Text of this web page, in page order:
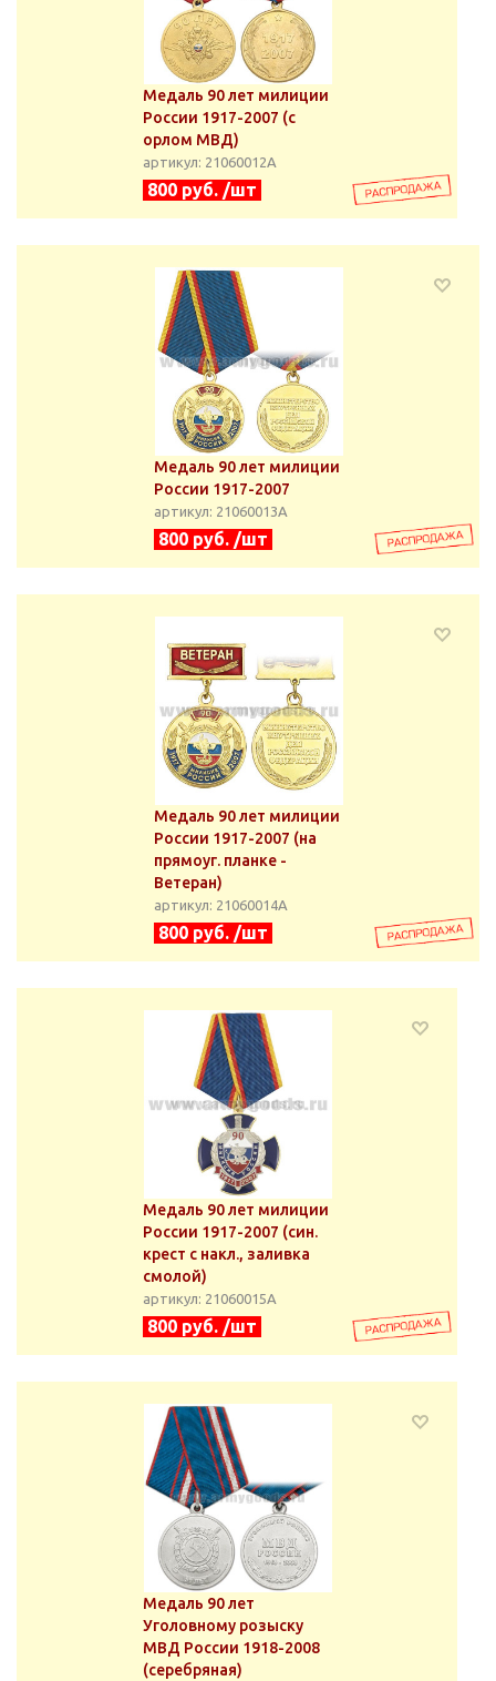
Медаль 90 лет милиции
России 1917-2007 (с
орлом МВД)
артикул: 21060012А
800 руб. /шт
Медаль 90 лет милиции
России 1917-2007
артикул: 21060013А
800 руб. /шт
Медаль 90 лет милиции
России 1917-2007 (на
прямоуг. планке -
Ветеран)
артикул: 21060014А
800 руб. /шт
Медаль 90 лет милиции
России 1917-2007 (син.
крест с накл., заливка
смолой)
артикул: 21060015А
800 руб. /шт
Медаль 90 лет
Уголовному розыску
МВД России 1918-2008
(серебряная)